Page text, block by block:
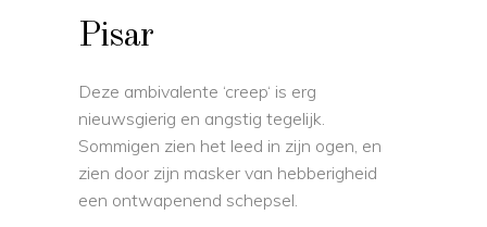
Pisar
Deze ambivalente ‘creep‘ is erg
nieuwsgierig en angstig tegelijk.
Sommigen zien het leed in zijn ogen, en
zien door zijn masker van hebberigheid
een ontwapenend schepsel.